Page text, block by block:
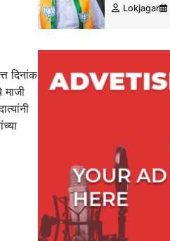
दिनांक
माजी
Lokjagar